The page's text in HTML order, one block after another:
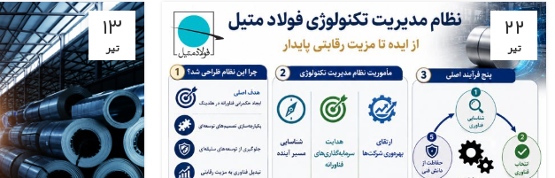
۲۲
تیر ۱۳
تیر